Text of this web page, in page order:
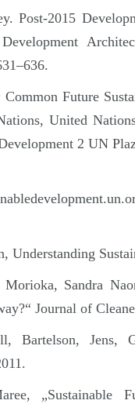
Post-2015
Development
Future
United
2 UN
Understanding
Sandra
Journal of
Bartelson,
„Sustainable